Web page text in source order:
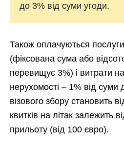
до 3% від суми угоди.
Також оплачуються
(фіксована сума або
перевищує 3%) і витрати
нерухомості – 1% від суми
візового збору становить
квитків на літак залежить
прильоту (від 100 євро).